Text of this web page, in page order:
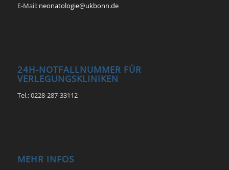
E-Mail: neonatologie@ukbonn.de
24H-NOTFALLNUMMER FÜR
VERLEGUNGSKLINIKEN
Tel.: 0228-287-33112
MEHR INFOS